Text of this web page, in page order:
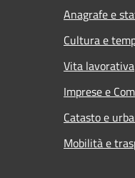
Anagrafe e
Cultura e
Vita lavorativa
Imprese e
Catasto e
Mobilità e